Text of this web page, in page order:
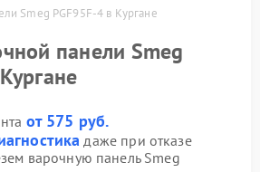
Smeg PGF95F-4 в Кургане
панели Smeg
от 575 руб.
даже при отказе
варочную панель Smeg